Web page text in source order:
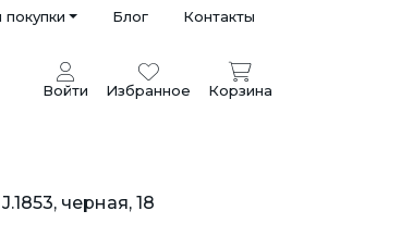
покупки Блог Контакты
Войти Избранное Корзина
черная, 18